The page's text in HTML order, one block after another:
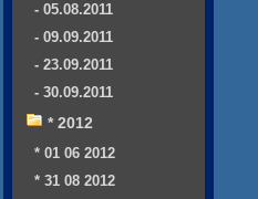
- 05.08.2011
- 09.09.2011
- 23.09.2011
- 30.09.2011
* 2012
* 01 06 2012
* 31 08 2012